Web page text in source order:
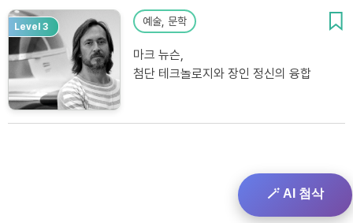
Level 3 예술, 문학
마크 뉴슨,
첨단 테크놀로지와 장인 정신의 융합
🪄 AI 첨삭